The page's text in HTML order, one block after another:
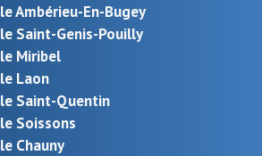
Ambérieu-En-Bugey
Saint-Genis-Pouilly
Miribel
Laon
Saint-Quentin
Soissons
Chauny